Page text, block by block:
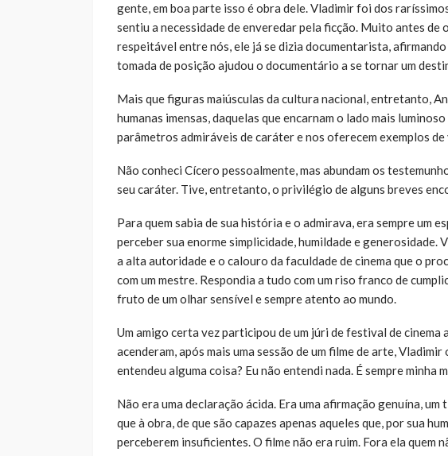
gente, em boa parte isso é obra dele. Vladimir foi dos
sentiu a necessidade de enveredar pela ficção. Muito antes de
respeitável entre nós, ele já se dizia documentarista,
tomada de posição ajudou o documentário a se tornar um
Mais que figuras maiúsculas da cultura nacional, entretanto,
humanas imensas, daquelas que encarnam o lado mais
parâmetros admiráveis de caráter e nos oferecem exemplos de
Não conheci Cícero pessoalmente, mas abundam os
seu caráter. Tive, entretanto, o privilégio de alguns breves
Para quem sabia de sua história e o admirava, era sempre um
perceber sua enorme simplicidade, humildade e generosidade.
a alta autoridade e o calouro da faculdade de cinema que o
com um mestre. Respondia a tudo com um riso franco de
fruto de um olhar sensível e sempre atento ao mundo.
Um amigo certa vez participou de um júri de festival de cinema
acenderam, após mais uma sessão de um filme de arte,
entendeu alguma coisa? Eu não entendi nada. É sempre minha
Não era uma declaração ácida. Era uma afirmação genuína,
que à obra, de que são capazes apenas aqueles que, por sua
perceberem insuficientes. O filme não era ruim. Fora ela quem